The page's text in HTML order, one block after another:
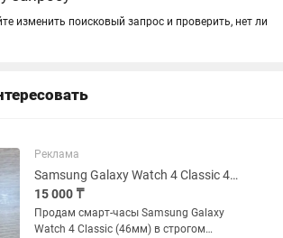
изменить поисковый запрос и проверить, нет ли
Реклама
Samsung Galaxy Watch 4 Classic 46mm, Черные
15 000 ₸
Продам смарт-часы Samsung Galaxy
Watch 4 Classic (46мм) в строгом